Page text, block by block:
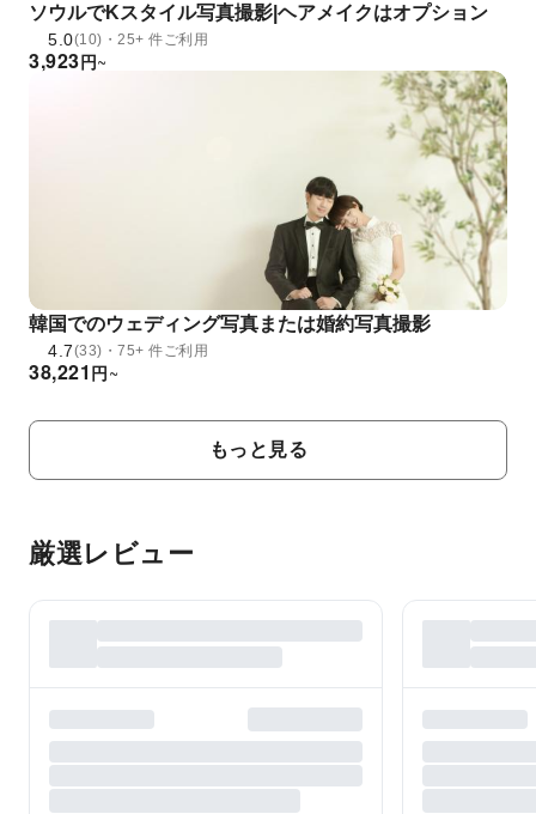
ソウルでKスタイル写真撮影|ヘアメイクはオプション
5.0(10)・25+ 件ご利用
円
3,923 ~
韓国でのウェディング写真または婚約写真撮影
4.7(33)・75+ 件ご利用
円
38,221 ~
もっと見る
厳選レビュー